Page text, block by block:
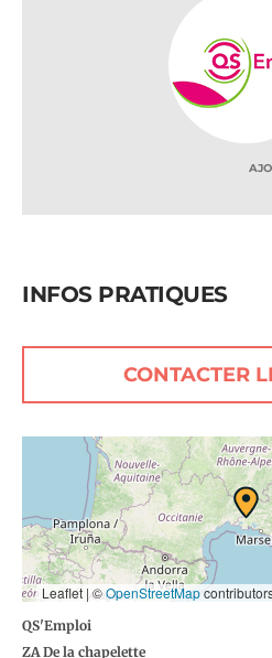
INFOS PRATIQUES
CONTACTER
Leaflet | ©OpenStreetMap
QS'Emploi
ZA De la chapelette